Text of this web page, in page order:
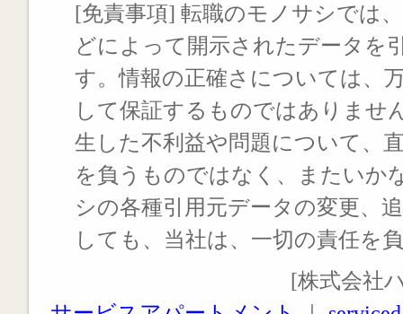
[免責事項] 転職のモノサシでは
どによって開示されたデータを
す。情報の正確さについては、
して保証するものではありませ
生した不利益や問題について、
を負うものではなく、またいか
シの各種引用元データの変更、
しても、当社は、一切の責任を
[株式会社